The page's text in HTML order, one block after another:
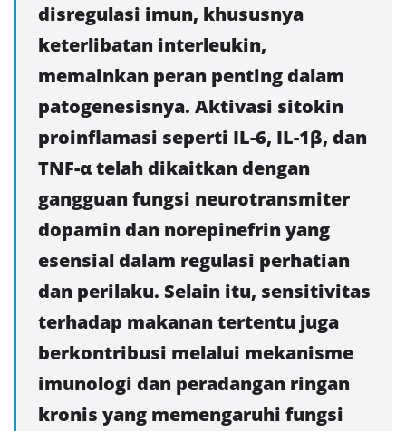
disregulasi imun, khususnya
keterlibatan interleukin,
memainkan peran penting dalam
patogenesisnya. Aktivasi sitokin
proinflamasi seperti IL-6, IL-1β, dan
TNF-α telah dikaitkan dengan
gangguan fungsi neurotransmiter
dopamin dan norepinefrin yang
esensial dalam regulasi perhatian
dan perilaku. Selain itu, sensitivitas
terhadap makanan tertentu juga
berkontribusi melalui mekanisme
imunologi dan peradangan ringan
kronis yang memengaruhi fungsi